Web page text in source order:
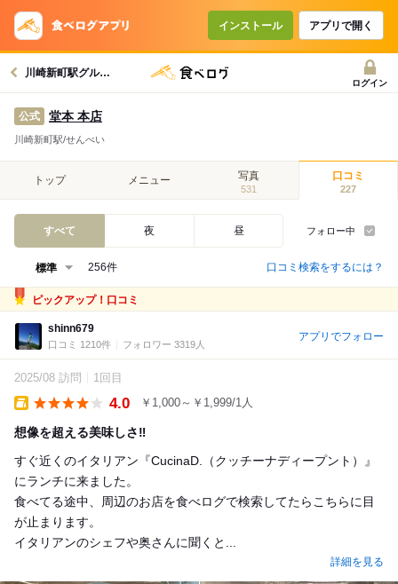
インストール アプリで開く
川崎新町駅グルメへ
ログイン
公式 堂本 本店
川崎新町駅/せんべい
トップ メニュー 写真
531
口コミ
227
すべて 夜 昼 フォロー中
256件 口コミ検索をするには？
ピックアップ！口コミ
shinn679
口コミ 1210件 フォロワー 3319人
アプリでフォロー
2025/08 訪問 1回目
4.0 ￥1,000～￥1,999/1人
想像を超える美味しさ‼️
すぐ近くのイタリアン『CucinaD.（クッチーナディープント）』
にランチに来ました。
食べてる途中、周辺のお店を食べログで検索してたらこちらに目
が止まります。
イタリアンのシェフや奥さんに聞くと...
詳細を見る